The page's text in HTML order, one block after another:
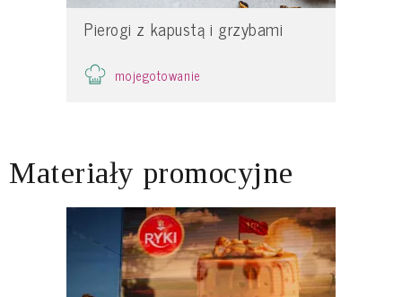
Pierogi z kapustą i grzybami
mojegotowanie
Materiały promocyjne